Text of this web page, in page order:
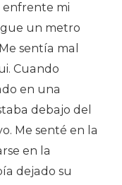
enfrente mi
un metro
sentía mal
Cuando
en una
debajo del
Me senté en la
en la
dejado su